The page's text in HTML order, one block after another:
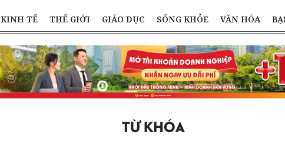
KINH TẾ THẾ GIỚI GIÁO DỤC SỐNG KHỎE VĂN HÓA
TỪ KHÓA